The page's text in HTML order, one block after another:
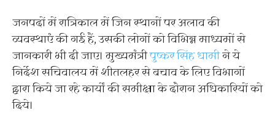
जनपदों में रात्रिकाल में जिन स्थानों पर अलाव की
व्यवस्थाएं की गई हैं, उसकी लोगों को विभिन्न माध्यमों से
जानकारी भी दी जाए। मुख्यमंत्रीपुष्कर सिंह धामीने ये
निर्देश सचिवालय में शीतलहर से बचाव के लिए विभागों
द्वारा किये जा रहे कार्यों की समीक्षा के दौरान अधिकारियों को
दिये।